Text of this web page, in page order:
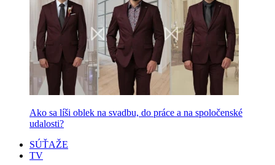
Ako sa líši oblek na svadbu, do práce a na spoločenské
udalosti?
SÚŤAŽE
TV